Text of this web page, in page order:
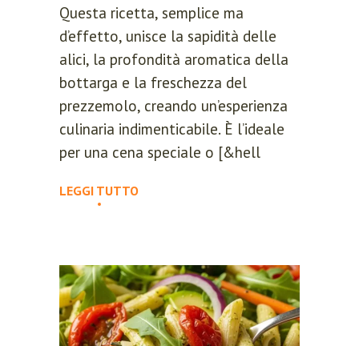
Questa ricetta, semplice ma
d’effetto, unisce la sapidità delle
alici, la profondità aromatica della
bottarga e la freschezza del
prezzemolo, creando un’esperienza
culinaria indimenticabile. È l’ideale
per una cena speciale o [&hell
LEGGI TUTTO